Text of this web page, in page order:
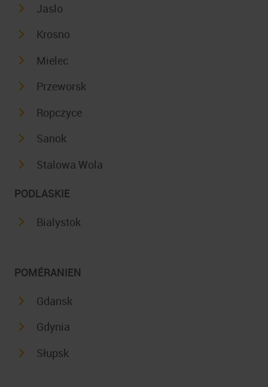
Jaslo
Krosno
Mielec
Przeworsk
Ropczyce
Sanok
Stalowa Wola
PODLASKIE
Bialystok
POMÉRANIEN
Gdansk
Gdynia
Słupsk